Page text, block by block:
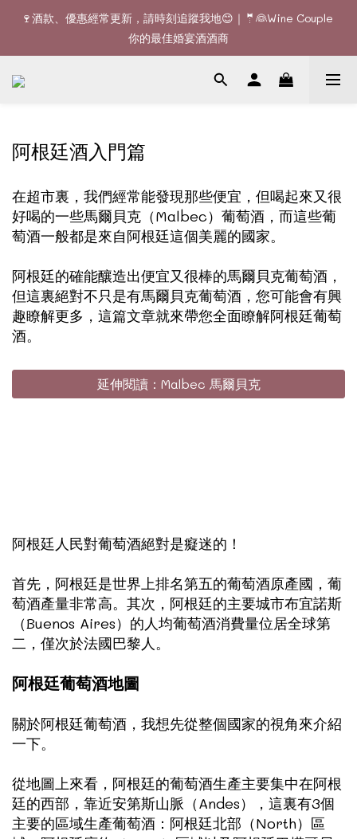
🚚全單滿$1200或6支可享免費送貨 (香港)｜🆕全新澳門送貨服務
(詳情請查詢)
🍷酒款、優惠經常更新，請時刻追蹤我地😊｜🤵👰Wine Couple
你的最佳婚宴酒酒商
🚚全單滿$1200或6支可享免費送貨 (香港)｜🆕全新澳門送貨服務
阿根廷酒入門篇
在超市裏，我們經常能發現那些便宜，但喝起來又很
好喝的一些馬爾貝克（Malbec）葡萄酒，而這些葡
萄酒一般都是來自阿根廷這個美麗的國家。
阿根廷的確能釀造出便宜又很棒的馬爾貝克葡萄酒，
但這裏絕對不只是有馬爾貝克葡萄酒，您可能會有興
趣瞭解更多，這篇文章就來帶您全面瞭解阿根廷葡萄
酒。
延伸閱讀：Malbec 馬爾貝克
阿根廷人民對葡萄酒絕對是癡迷的！
首先，阿根廷是世界上排名第五的葡萄酒原產國，葡
萄酒產量非常高。其次，阿根廷的主要城市布宜諾斯
（Buenos Aires）的人均葡萄酒消費量位居全球第
二，僅次於法國巴黎人。
阿根廷葡萄酒地圖
關於阿根廷葡萄酒，我想先從整個國家的視角來介紹
一下。
從地圖上來看，阿根廷的葡萄酒生產主要集中在阿根
廷的西部，靠近安第斯山脈（Andes），這裏有3個
主要的區域生產葡萄酒：阿根廷北部（North）區